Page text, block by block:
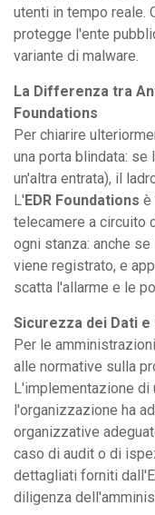
utenti in tempo reale.
protegge l'ente
variante di malware.
La Differenza tra
Foundations
Per chiarire
una porta blindata:
un'altra entrata), il
L'EDR Foundations è
telecamere a circuito
ogni stanza: anche
viene registrato, e
scatta l'allarme e le
Sicurezza dei Dati e
Per le
alle normative sulla
L'implementazione di
l'organizzazione ha
organizzative
caso di audit o di
dettagliati forniti
diligenza